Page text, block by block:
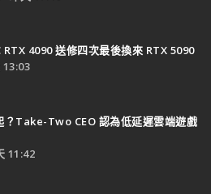
4090 送修四次最後換來 RTX 5090
13:03
？Take-Two CEO 認為低延遲雲端遊戲
11:42